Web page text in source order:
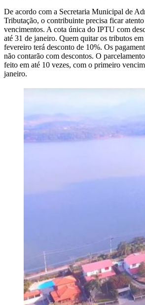
De acordo com a Secretaria Municipal de
Tributação, o contribuinte precisa ficar atento
vencimentos. A cota única do IPTU com
até 31 de janeiro. Quem quitar os tributos
fevereiro terá desconto de 10%. Os
não contarão com descontos. O
feito em até 10 vezes, com o primeiro
janeiro.